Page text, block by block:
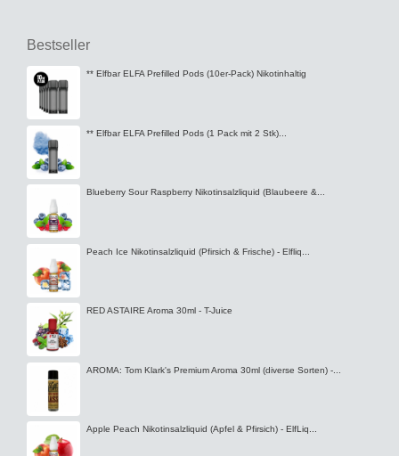
Bestseller
** Elfbar ELFA Prefilled Pods (10er-Pack) Nikotinhaltig
** Elfbar ELFA Prefilled Pods (1 Pack mit 2 Stk)...
Blueberry Sour Raspberry Nikotinsalzliquid (Blaubeere &...
Peach Ice Nikotinsalzliquid (Pfirsich & Frische) - Elfliq...
RED ASTAIRE Aroma 30ml - T-Juice
AROMA: Tom Klark's Premium Aroma 30ml (diverse Sorten) -...
Apple Peach Nikotinsalzliquid (Apfel & Pfirsich) - ElfLiq...